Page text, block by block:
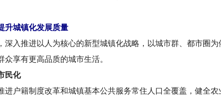
城镇化发展质量
深入推进以人为核心的新型城镇化战略，以城市群、都市圈
享有更高品质的城市生活。
民化
进户籍制度改革和城镇基本公共服务常住人口全覆盖，健全